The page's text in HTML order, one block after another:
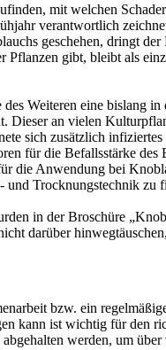
mit welchen
verantwortlich
geschehen, dringt
gibt, bleibt als
Weiteren eine bislang
an vielen
sich zusätzlich
für die Befallsstärke
die Anwendung bei
und Trocknungstechnik zu
in der Broschüre
darüber
bzw. ein
ist wichtig für den
werden, um